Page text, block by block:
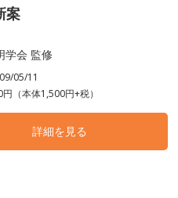
案
学会 監修
05/11
（本体1,500円+税）
詳細を見る